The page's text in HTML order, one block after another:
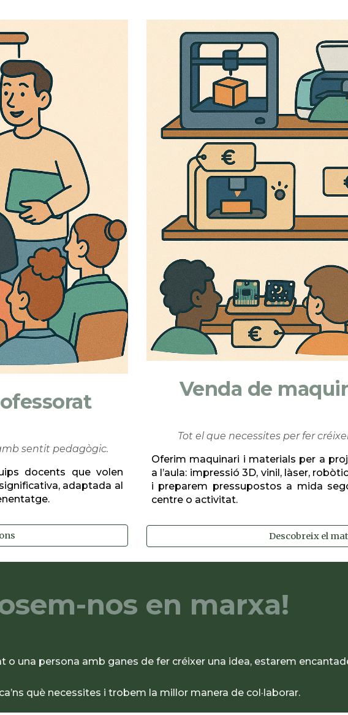
sentit pedagògic.
docents que volen
adaptada al
Venda de
Tot el que necessites per fer
Oferim maquinari i materials per a
a l’aula: impressió 3D, vinil, làser,
i preparem pressupostos a mida
centre o activitat.
Descobreix el
nos en marxa!
o una persona amb ganes de fer créixer una idea, estarem
què necessites i trobem la millor manera de col·laborar.